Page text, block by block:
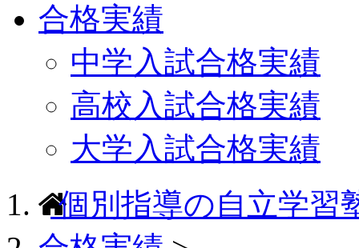
合格実績
中学入試合格実績
高校入試合格実績
大学入試合格実績
個別指導の自立学習